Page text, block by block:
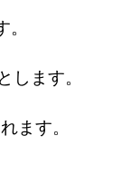
ます。
ます。